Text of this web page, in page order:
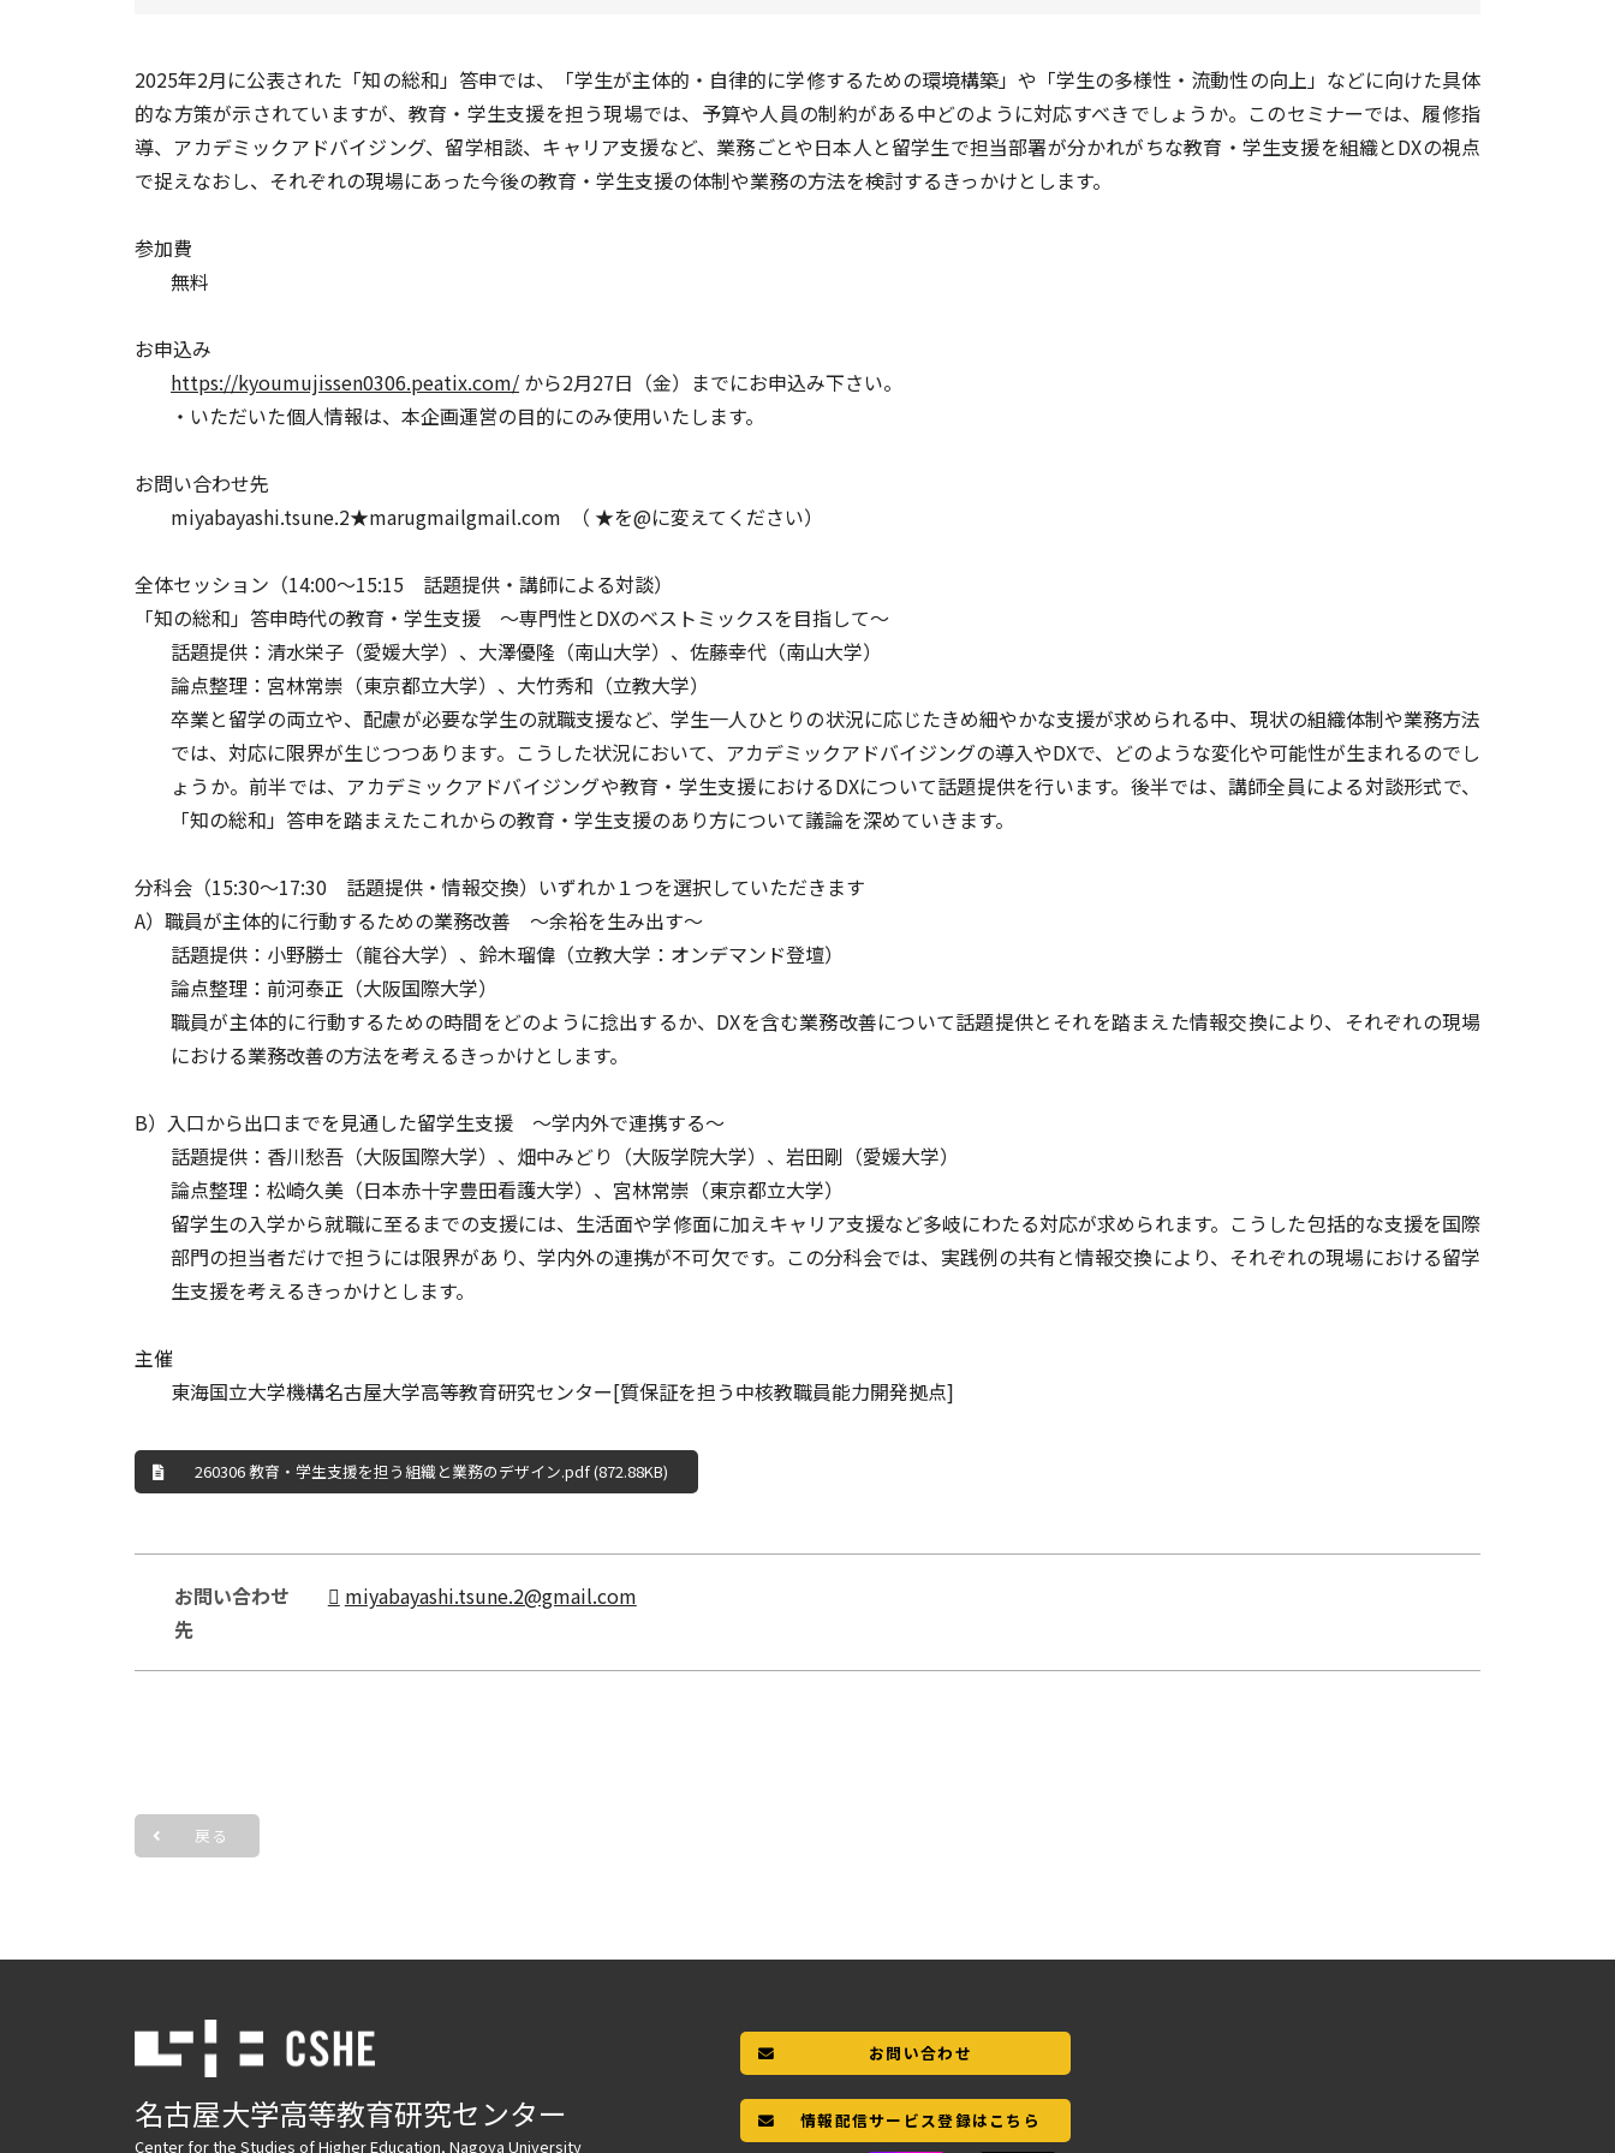
2025年2月に公表された「知の総和」答申では、「学生が主体的・自律的に学修するための環境構築」や「学生の多様性・流動性の向上」などに向けた具体
的な方策が示されていますが、教育・学生支援を担う現場では、予算や人員の制約がある中どのように対応すべきでしょうか。このセミナーでは、履修指
導、アカデミックアドバイジング、留学相談、キャリア支援など、業務ごとや日本人と留学生で担当部署が分かれがちな教育・学生支援を組織とDXの視点
で捉えなおし、それぞれの現場にあった今後の教育・学生支援の体制や業務の方法を検討するきっかけとします。
参加費
無料
お申込み
https://kyoumujissen0306.peatix.com/ から2⽉27⽇（金）までにお申込み下さい。
・いただいた個⼈情報は、本企画運営の⽬的にのみ使⽤いたします。
お問い合わせ先
miyabayashi.tsune.2★marugmailgmail.com （ ★を@に変えてください）
全体セッション（14:00～15:15 話題提供・講師による対談）
「知の総和」答申時代の教育・学生支援 ～専門性とDXのベストミックスを目指して～
話題提供：清水栄子（愛媛大学）、大澤優隆（南山大学）、佐藤幸代（南山大学）
論点整理：宮林常崇（東京都立大学）、大竹秀和（立教大学）
卒業と留学の両立や、配慮が必要な学生の就職支援など、学生一人ひとりの状況に応じたきめ細やかな支援が求められる中、現状の組織体制や業務方法
では、対応に限界が生じつつあります。こうした状況において、アカデミックアドバイジングの導入やDXで、どのような変化や可能性が生まれるのでし
ょうか。前半では、アカデミックアドバイジングや教育・学生支援におけるDXについて話題提供を行います。後半では、講師全員による対談形式で、
「知の総和」答申を踏まえたこれからの教育・学生支援のあり方について議論を深めていきます。
分科会（15:30～17:30 話題提供・情報交換）いずれか１つを選択していただきます
A）職員が主体的に行動するための業務改善 ～余裕を生み出す～
話題提供：小野勝士（龍谷大学）、鈴木瑠偉（立教大学：オンデマンド登壇）
論点整理：前河泰正（大阪国際大学）
職員が主体的に行動するための時間をどのように捻出するか、DXを含む業務改善について話題提供とそれを踏まえた情報交換により、それぞれの現場
における業務改善の方法を考えるきっかけとします。
B）入口から出口までを見通した留学生支援 ～学内外で連携する～
話題提供：香川愁吾（大阪国際大学）、畑中みどり（大阪学院大学）、岩田剛（愛媛大学）
論点整理：松崎久美（日本赤十字豊田看護大学）、宮林常崇（東京都立大学）
留学生の入学から就職に至るまでの支援には、生活面や学修面に加えキャリア支援など多岐にわたる対応が求められます。こうした包括的な支援を国際
部門の担当者だけで担うには限界があり、学内外の連携が不可欠です。この分科会では、実践例の共有と情報交換により、それぞれの現場における留学
生支援を考えるきっかけとします。
主催
東海国立大学機構名古屋大学高等教育研究センター[質保証を担う中核教職員能力開発拠点]
260306 教育・学生支援を担う組織と業務のデザイン.pdf (872.88KB)
お問い合わせ
先
miyabayashi.tsune.2@gmail.com
戻る
名古屋大学高等教育研究センター
Center for the Studies of Higher Education, Nagoya University
お問い合わせ
情報配信サービス登録はこちら